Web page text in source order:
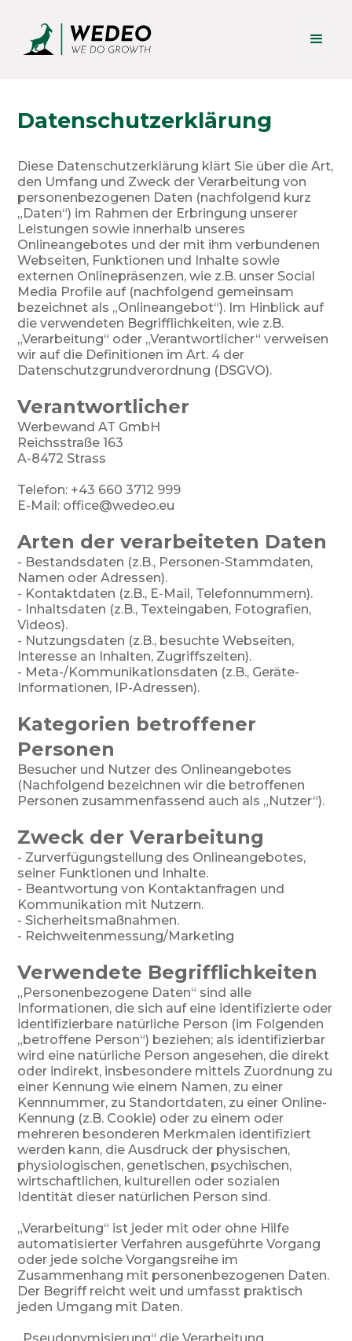
Datenschutzerklärung
Diese Datenschutzerklärung klärt Sie über die Art,
den Umfang und Zweck der Verarbeitung von
personenbezogenen Daten (nachfolgend kurz
„Daten“) im Rahmen der Erbringung unserer
Leistungen sowie innerhalb unseres
Onlineangebotes und der mit ihm verbundenen
Webseiten, Funktionen und Inhalte sowie
externen Onlinepräsenzen, wie z.B. unser Social
Media Profile auf (nachfolgend gemeinsam
bezeichnet als „Onlineangebot“). Im Hinblick auf
die verwendeten Begrifflichkeiten, wie z.B.
„Verarbeitung“ oder „Verantwortlicher“ verweisen
wir auf die Definitionen im Art. 4 der
Datenschutzgrundverordnung (DSGVO).
Verantwortlicher
Werbewand AT GmbH
Reichsstraße 163
A-8472 Strass
Telefon: +43 660 3712 999
E-Mail: office@wedeo.eu
Arten der verarbeiteten Daten
- Bestandsdaten (z.B., Personen-Stammdaten,
Namen oder Adressen).
- Kontaktdaten (z.B., E-Mail, Telefonnummern).
- Inhaltsdaten (z.B., Texteingaben, Fotografien,
Videos).
- Nutzungsdaten (z.B., besuchte Webseiten,
Interesse an Inhalten, Zugriffszeiten).
- Meta-/Kommunikationsdaten (z.B., Geräte-
Informationen, IP-Adressen).
Kategorien betroffener
Personen
Besucher und Nutzer des Onlineangebotes
(Nachfolgend bezeichnen wir die betroffenen
Personen zusammenfassend auch als „Nutzer“).
Zweck der Verarbeitung
- Zurverfügungstellung des Onlineangebotes,
seiner Funktionen und Inhalte.
- Beantwortung von Kontaktanfragen und
Kommunikation mit Nutzern.
- Sicherheitsmaßnahmen.
- Reichweitenmessung/Marketing
Verwendete Begrifflichkeiten
„Personenbezogene Daten“ sind alle
Informationen, die sich auf eine identifizierte oder
identifizierbare natürliche Person (im Folgenden
„betroffene Person“) beziehen; als identifizierbar
wird eine natürliche Person angesehen, die direkt
oder indirekt, insbesondere mittels Zuordnung zu
einer Kennung wie einem Namen, zu einer
Kennnummer, zu Standortdaten, zu einer Online-
Kennung (z.B. Cookie) oder zu einem oder
mehreren besonderen Merkmalen identifiziert
werden kann, die Ausdruck der physischen,
physiologischen, genetischen, psychischen,
wirtschaftlichen, kulturellen oder sozialen
Identität dieser natürlichen Person sind.
„Verarbeitung“ ist jeder mit oder ohne Hilfe
automatisierter Verfahren ausgeführte Vorgang
oder jede solche Vorgangsreihe im
Zusammenhang mit personenbezogenen Daten.
Der Begriff reicht weit und umfasst praktisch
jeden Umgang mit Daten.